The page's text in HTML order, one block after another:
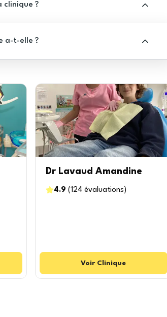
clinique ?
a-t-elle ?
Dr Lavaud Amandine
4.9 (124 évaluations )
Voir Clinique